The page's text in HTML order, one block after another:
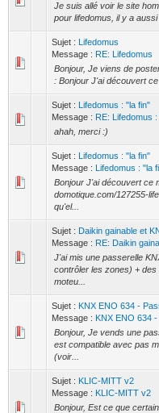
Je suis allé voir le site
pour lifedomus, il y a
Sujet : Lifedomus
Message : RE: Lifedomus
Bonjour, Je viens de
: Bonjour J'ai découvert
Sujet : Lifedomus : "la fin"
Message : RE: Lifedomus
ahah, merci :)
Sujet : Lifedomus : "la fin"
Message : Lifedomus : "la
Bonjour J'ai découvert ce
domotique.com/127255-
qu'el...
Sujet : Daikin gainable et
Message : RE: Daikin
J'ai mis une passerelle
contrôler les zones) +
moteu...
Sujet : KNX ENO 634 -
Message : KNX ENO 634
Bonjour, Je vends une
est compatible avec pas
(voir...
Sujet : KLIC-MITT v2
Message : KLIC-MITT v2
Bonjour, Est ce que